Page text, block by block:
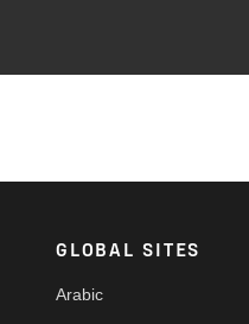
GLOBAL SITES
Arabic